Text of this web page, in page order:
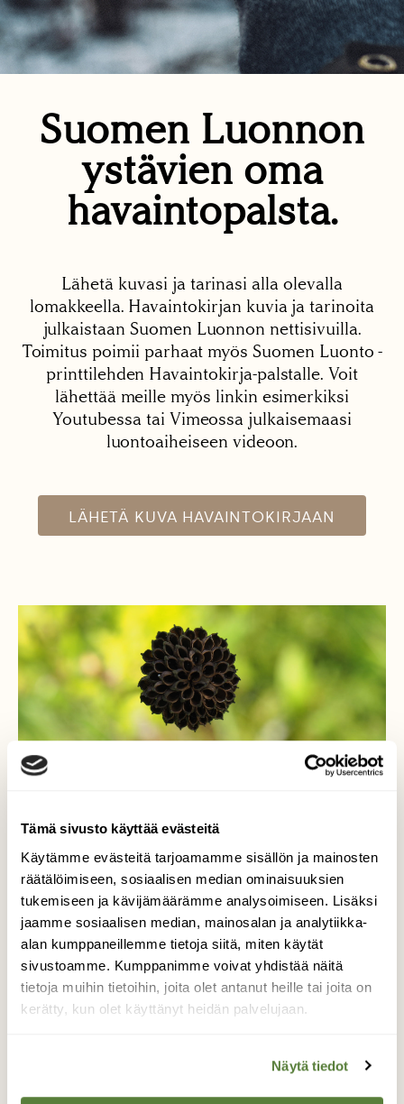
Tämä sivusto käyttää evästeitä
Käytämme evästeitä tarjoamamme sisällön ja mainosten
räätälöimiseen, sosiaalisen median ominaisuuksien
tukemiseen ja kävijämäärämme analysoimiseen. Lisäksi
jaamme sosiaalisen median, mainosalan ja analytiikka-
alan kumppaneillemme tietoja siitä, miten käytät
sivustoamme. Kumppanimme voivat yhdistää näitä
tietoja muihin tietoihin, joita olet antanut heille tai joita on
kerätty, kun olet käyttänyt heidän palvelujaan.
Näytä tiedot
Suomen Luonnon
ystävien oma
havaintopalsta.
Lähetä kuvasi ja tarinasi alla olevalla
lomakkeella. Havaintokirjan kuvia ja tarinoita
julkaistaan Suomen Luonnon nettisivuilla.
Toimitus poimii parhaat myös Suomen Luonto -
printtilehden Havaintokirja-palstalle. Voit
lähettää meille myös linkin esimerkiksi
Youtubessa tai Vimeossa julkaisemaasi
luontoaiheiseen videoon.
LÄHETÄ KUVA HAVAINTOKIRJAAN
Kulleron siemenkota..
-siemenkota kuin koru..
Valokuvaaja: Arja Valtonen, Urajärven ranta 22.7-18